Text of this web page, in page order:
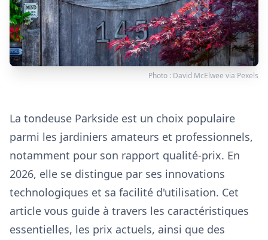
Photo : David McElwee via Pexels
La tondeuse Parkside est un choix populaire
parmi les jardiniers amateurs et professionnels,
notamment pour son rapport qualité-prix. En
2026, elle se distingue par ses innovations
technologiques et sa facilité d'utilisation. Cet
article vous guide à travers les caractéristiques
essentielles, les prix actuels, ainsi que des